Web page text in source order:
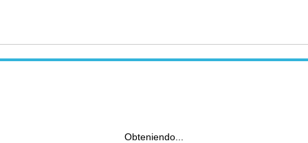
Obteniendo...